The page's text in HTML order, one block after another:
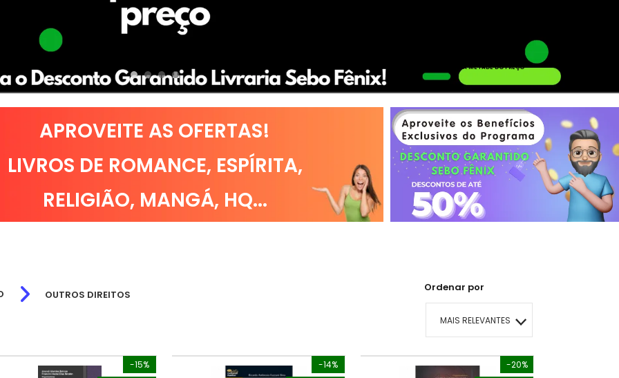
AQUI TEM O LIVRO QUE VOCÊ PROCURA PELA METADE DO PREÇO
Conheça o Desconto Garantido de livros Sebo Fênix!
OFERTA HISTORIAS EM QUADRINHOS
APROVEITE AS OFERTAS!
LIVROS DE ROMANCE, ESPÍRITA,
RELIGIÃO, MANGÁ, HQ...
OUTROS DIREITOS
Ordenar por
MAIS RELEVANTES
MAIS VENDIDOS
-15%
-14%
-20%